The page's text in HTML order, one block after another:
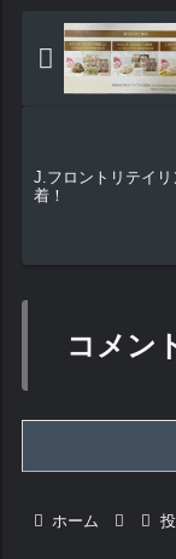
J.フロントリテイ
着！
コメン
ホーム